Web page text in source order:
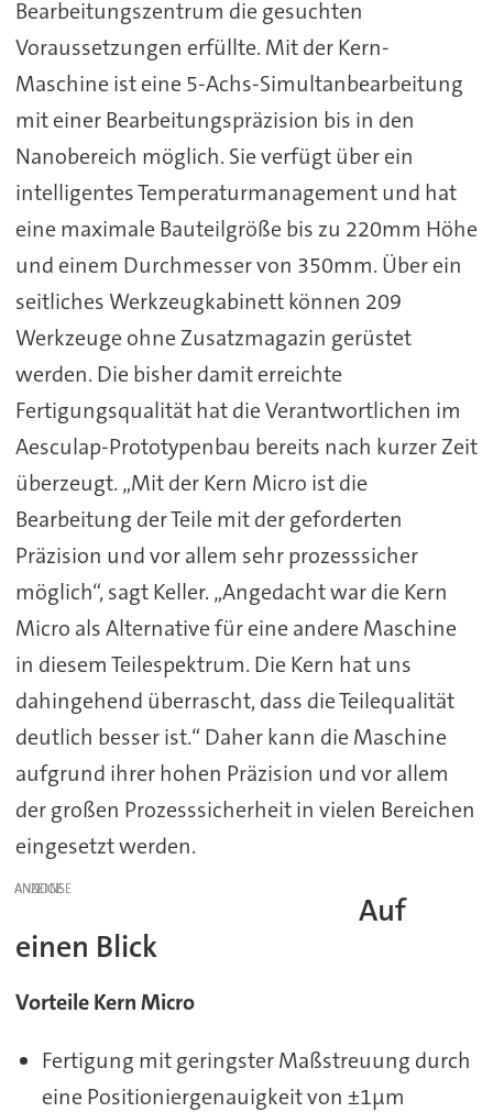
Bearbeitungszentrum die gesuchten
Voraussetzungen erfüllte. Mit der Kern-
Maschine ist eine 5-Achs-Simultanbearbeitung
mit einer Bearbeitungspräzision bis in den
Nanobereich möglich. Sie verfügt über ein
intelligentes Temperaturmanagement und hat
eine maximale Bauteilgröße bis zu 220mm Höhe
und einem Durchmesser von 350mm. Über ein
seitliches Werkzeugkabinett können 209
Werkzeuge ohne Zusatzmagazin gerüstet
werden. Die bisher damit erreichte
Fertigungsqualität hat die Verantwortlichen im
Aesculap-Prototypenbau bereits nach kurzer Zeit
überzeugt. „Mit der Kern Micro ist die
Bearbeitung der Teile mit der geforderten
Präzision und vor allem sehr prozesssicher
möglich“, sagt Keller. „Angedacht war die Kern
Micro als Alternative für eine andere Maschine
in diesem Teilespektrum. Die Kern hat uns
dahingehend überrascht, dass die Teilequalität
deutlich besser ist.“ Daher kann die Maschine
aufgrund ihrer hohen Präzision und vor allem
der großen Prozesssicherheit in vielen Bereichen
eingesetzt werden.
ANZEIGE
Auf
einen Blick
Vorteile Kern Micro
Fertigung mit geringster Maßstreuung durch
eine Positioniergenauigkeit von ±1μm